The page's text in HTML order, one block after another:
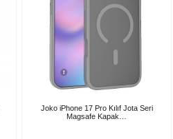
Joko iPhone 17 Pro Kılıf Jota Seri
Magsafe Kapak…